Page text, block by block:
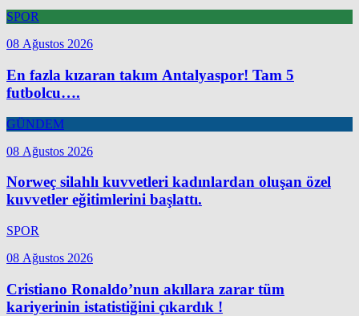
SPOR
08 Ağustos 2026
En fazla kızaran takım Antalyaspor! Tam 5
futbolcu….
GÜNDEM
08 Ağustos 2026
Norweç silahlı kuvvetleri kadınlardan oluşan özel
kuvvetler eğitimlerini başlattı.
SPOR
08 Ağustos 2026
Cristiano Ronaldo’nun akıllara zarar tüm
kariyerinin istatistiğini çıkardık !